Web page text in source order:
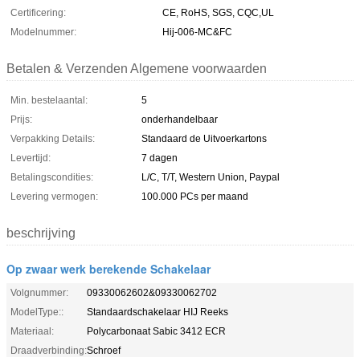
Certificering:
CE, RoHS, SGS, CQC,UL
Modelnummer:
Hij-006-MC&FC
Betalen & Verzenden Algemene voorwaarden
Min. bestelaantal:
5
Prijs:
onderhandelbaar
Verpakking Details:
Standaard de Uitvoerkartons
Levertijd:
7 dagen
Betalingscondities:
L/C, T/T, Western Union, Paypal
Levering vermogen:
100.000 PCs per maand
beschrijving
Op zwaar werk berekende Schakelaar
Volgnummer:
09330062602&09330062702
ModelType::
Standaardschakelaar HIJ Reeks
Materiaal:
Polycarbonaat Sabic 3412 ECR
Draadverbinding:Schroef